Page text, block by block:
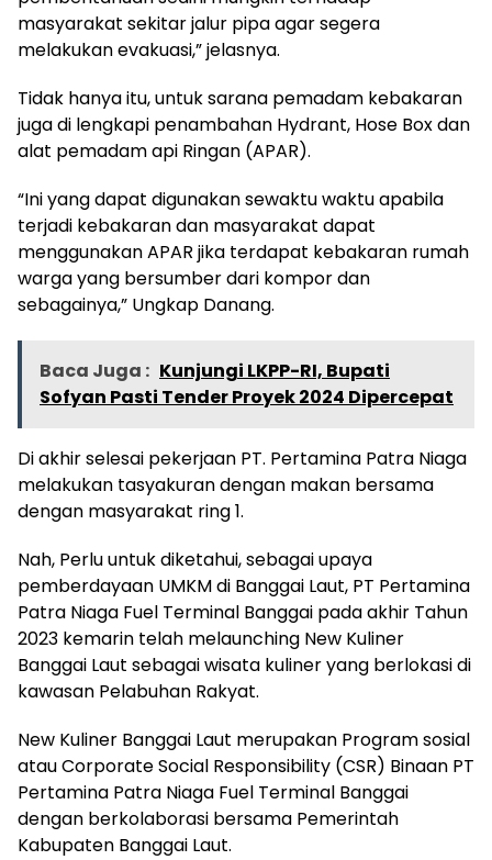
masyarakat sekitar jalur pipa agar segera
melakukan evakuasi,” jelasnya.
Tidak hanya itu, untuk sarana pemadam kebakaran
juga di lengkapi penambahan Hydrant, Hose Box dan
alat pemadam api Ringan (APAR).
“Ini yang dapat digunakan sewaktu waktu apabila
terjadi kebakaran dan masyarakat dapat
menggunakan APAR jika terdapat kebakaran rumah
warga yang bersumber dari kompor dan
sebagainya,” Ungkap Danang.
Baca Juga : Kunjungi LKPP-RI, Bupati
Sofyan Pasti Tender Proyek 2024 Dipercepat
Di akhir selesai pekerjaan PT. Pertamina Patra Niaga
melakukan tasyakuran dengan makan bersama
dengan masyarakat ring 1.
Nah, Perlu untuk diketahui, sebagai upaya
pemberdayaan UMKM di Banggai Laut, PT Pertamina
Patra Niaga Fuel Terminal Banggai pada akhir Tahun
2023 kemarin telah melaunching New Kuliner
Banggai Laut sebagai wisata kuliner yang berlokasi di
kawasan Pelabuhan Rakyat.
New Kuliner Banggai Laut merupakan Program sosial
atau Corporate Social Responsibility (CSR) Binaan PT
Pertamina Patra Niaga Fuel Terminal Banggai
dengan berkolaborasi bersama Pemerintah
Kabupaten Banggai Laut.